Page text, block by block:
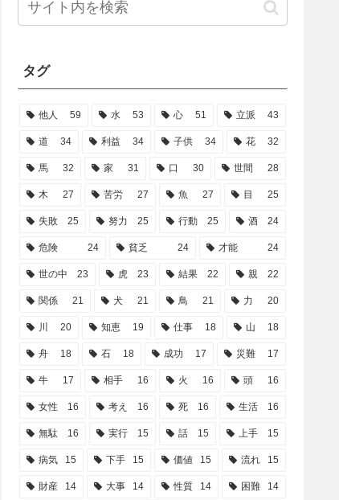
タグ
他人 59 水 53 心 51 立派 43
道 34 利益 34 子供 34 花 32
馬 32 家 31 口 30 世間 28
木 27 苦労 27 魚 27 目 25
失敗 25 努力 25 行動 25 酒 24
危険 24 貧乏 24 才能 24
世の中 23 虎 23 結果 22 親 22
関係 21 犬 21 鳥 21 力 20
川 20 知恵 19 仕事 18 山 18
舟 18 石 18 成功 17 災難 17
牛 17 相手 16 火 16 頭 16
女性 16 考え 16 死 16 生活 16
無駄 16 実行 15 話 15 上手 15
病気 15 下手 15 価値 15 流れ 15
財産 14 大事 14 性質 14 困難 14